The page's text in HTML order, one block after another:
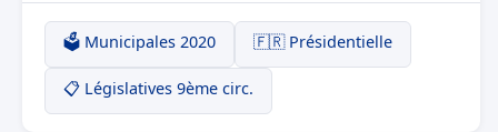
🗳️ Municipales 2020 🇫🇷 Présidentielle
📋 Législatives 9ème circ.